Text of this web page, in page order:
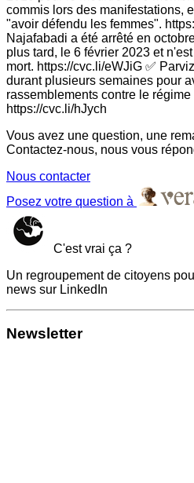
commis lors des manifestations,
"avoir défendu les femmes".
Najafabadi a été arrêté en
plus tard, le 6 février 2023 et
mort. https://cvc.li/eWJiG ✅
durant plusieurs semaines pour
rassemblements contre le régime
https://cvc.li/hJych
Vous avez une question, une
Contactez-nous, nous vous
Nous contacter
Posez votre question à
C'est vrai ça ?
Un regroupement de citoyens
news sur LinkedIn
Newsletter